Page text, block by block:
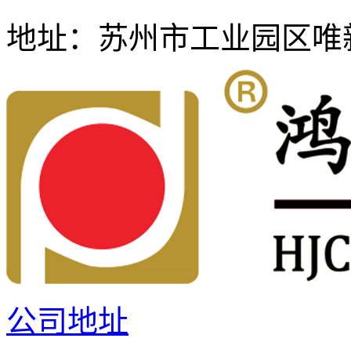
地址： 苏州市工业园区
公司地址